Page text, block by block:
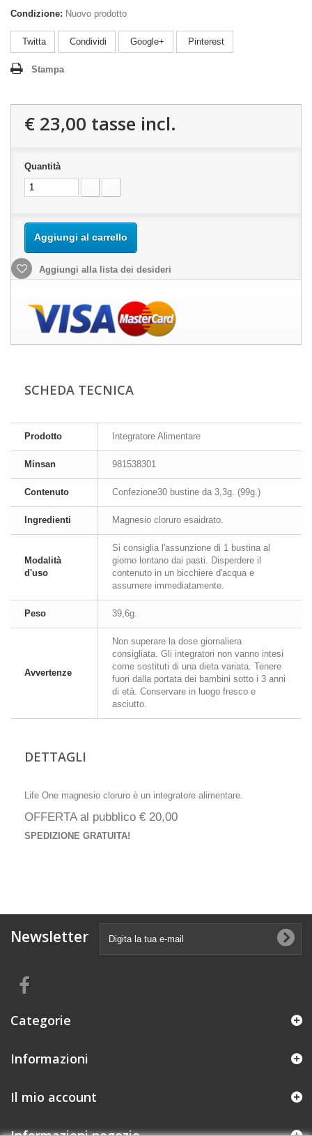
Condizione: Nuovo prodotto
Twitta Condividi Google+ Pinterest
Stampa
€ 23,00 tasse incl.
Quantità
Aggiungi al carrello
Aggiungi alla lista dei desideri
SCHEDA TECNICA
Prodotto Integratore Alimentare
Minsan 981538301
Contenuto Confezione30 bustine da 3,3g. (99g.)
Ingredienti Magnesio cloruro esaidrato.
Modalità
d'uso
Si consiglia l'assunzione di 1 bustina al
giorno lontano dai pasti. Disperdere il
contenuto in un bicchiere d'acqua e
assumere immediatamente.
Peso 39,6g.
Avvertenze
Non superare la dose giornaliera
consigliata. Gli integratori non vanno intesi
come sostituti di una dieta variata. Tenere
fuori dalla portata dei bambini sotto i 3 anni
di età. Conservare in luogo fresco e
asciutto.
DETTAGLI
Life One magnesio cloruro è un integratore alimentare.
OFFERTA al pubblico € 20,00
SPEDIZIONE GRATUITA!
Newsletter
Categorie
Informazioni
Il mio account